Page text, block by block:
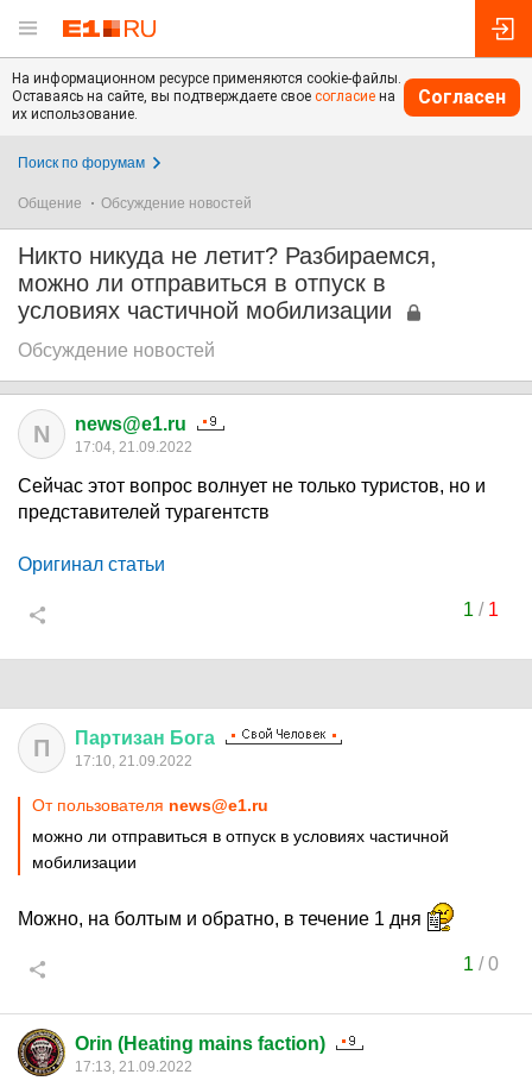
На информационном ресурсе применяются cookie-файлы.
Оставаясь на сайте, вы подтверждаете свое согласие на
их использование.
Согласен
Поиск по форумам
Общение Обсуждение новостей
Никто никуда не летит? Разбираемся,
можно ли отправиться в отпуск в
условиях частичной мобилизации
Обсуждение новостей
N news@e1.ru
17:04, 21.09.2022
Сейчас этот вопрос волнует не только туристов, но и
представителей турагентств
Оригинал статьи
1 / 1
П Партизан Бога
17:10, 21.09.2022
От пользователя news@e1.ru
можно ли отправиться в отпуск в условиях частичной
мобилизации
Можно, на болтым и обратно, в течение 1 дня
1 /0
Orin (Heating mains faction)
17:13, 21.09.2022